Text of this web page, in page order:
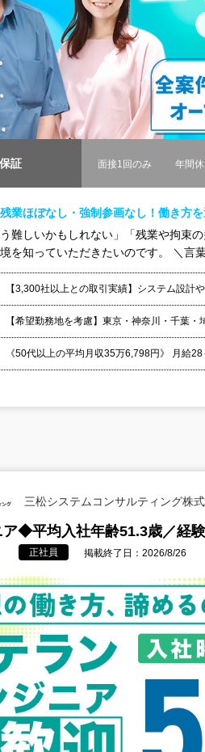
証 面接1回のみ 年間
業ほぼなし・強制参画なし！働き方
う難しいかもしれない」「残業や拘
を知っていただきたいのです。 ＼言
【3,300社以上との取引実績】システム設計
【希望勤務地を考慮】東京・神奈川・千葉・
《50代以上の平均月収35万6,798円》 月給
三松システムコンサルティング株
ア◆平均入社年齢51.3歳／経
正社員 掲載終了日：2026/8/26